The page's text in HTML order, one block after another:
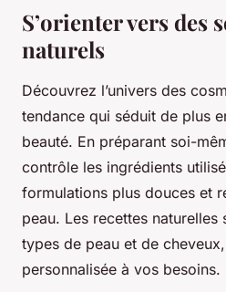
S’orienter vers des
naturels
Découvrez l’univers des
tendance qui séduit de plus
beauté. En préparant soi-
contrôle les ingrédients
formulations plus douces et
peau. Les recettes naturelles
types de peau et de
personnalisée à vos besoins.